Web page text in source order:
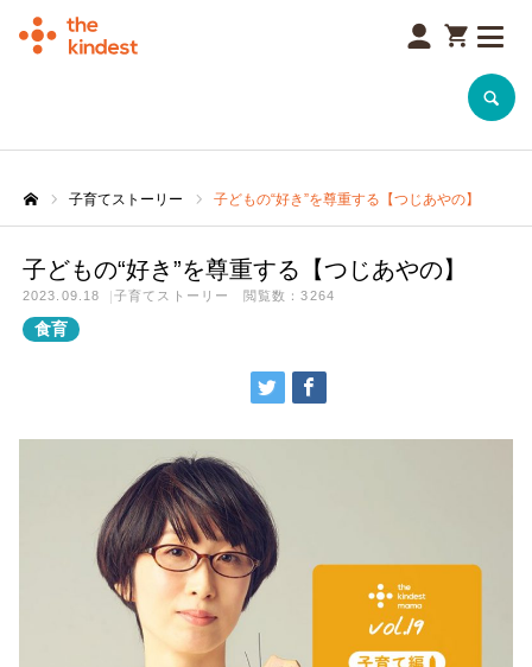
子育てストーリー 子どもの“好き”を尊重する【つじあやの】
子どもの“好き”を尊重する【つじあやの】
2023.09.18 子育てストーリー 閲覧数：3264
食育